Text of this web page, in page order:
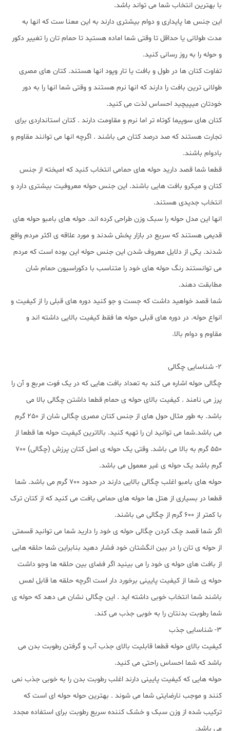
با بهترین انتخاب شما می تواند باشد.
این جنس ها پایداری و دوام بیشتری دارند به این معنا ست که انها به
مدت طولانی یا حداقل تا وقتی شما اماده هستید تا حمام تان را تغییر دکور
و حوله را به روز رسانی کنید.
تفاوت کتان ها در طول و بافت یا تار وپود انها هستند. کتان های مصری
طولانی ترین بافت را دارند که انها نرم هستند و وقتی شما انها را به دور
خودتان میپیچید احساس لذت می کنید.
کتان های سوپیما کوتاه تر اما نرم و مقاومت دارند . کتان استانداردی برای
تجارت هستند که صد درصد کتان می باشند . اگرچه انها می توانند مقاوم و
بادوام باشند.
قطعا شما قصد دارید حوله های حمامی انتخاب کنید که امیخته از جنس
کتان و میکرو بافت هایی باشند. این جنس حوله معروفیت بیشتری دارد و
انتخاب جدیدی هستند.
انها این مدل حوله را سبک وزن طراحی کرده اند. حوله های بامبو حوله های
قدیمی هستند که سریع در بازار پخش شدند و مورد علاقه ی اکثر مردم واقع
شدند. یکی از دلایل معروف شدن این جنس حوله این بوده است که مردم
می توانستند رنگ حوله های خود را متناسب با دکوراسیون حمام شان
مطابقت دهند.
شما قصد خواهید داشت که جست و جو کنید دوره های قبلی را از کیفیت و
انواع حوله. در دوره های قبلی حوله ها فقط کیفیت بالایی داشته اند و
مقاوم و دوام بالا.
2- شناسایی چگالی
چگالی حوله اشاره می کند به تعداد بافت هایی که در یک فوت مربع و آن را
پرز می نامند . کیفیت بالای حوله ی حمام قطعا داشتن چگالی بالا می
باشد. به طور مثال حول های از جنس کتان مصری چگالی شان از 250 گرم
می باشد.شما می توانید ان را تهیه کنید. بالاترین کیفیت حوله ها قطعا از
550 گرم به بالا می باشد. وقتی یک حوله ی اصل کتان پرزش (چگالی) 700
گرم باشد یک حوله ی غیر معمول می باشد.
حوله های بامبو اغلب چگالی بالایی دارند در حدود 700 گرم می باشد. شما
قطعا در بسیاری از هتل ها حوله های حمامی یافت می کنید که از کتان ترک
با کمتر از 600 گرم از چگالی می باشند.
اگر شما قصد چک کردن چگالی حوله ی خود را دارید شما می توانید قسمتی
از حوله ی تان را در بین انگشتان خود فشار دهید بنابراین شما حلقه هایی
از بافت های حوله ی خود را می بینید اگر فضای بین حلقه ها وجو داشت
حوله ی شما از کیفیت پایینی برخورد دار است اگرچه حلقه ها قابل لمس
باشند شما انتخاب خوبی داشته اید . این چگالی نشان می دهد که حوله ی
شما رطوبت بدنتان را به خوبی جذب می کند.
3- شناسایی جذب
کیفیت بالای حوله قطعا قابلیت بالای جذب آب و گرفتن رطوبت بدن می
باشد که شما احساس راحتی می کنید.
حوله هایی که کیفیت پایینی دارند اغلب رطوبت بدن را به خوبی جذب نمی
کنند و موجب نارضایتی شما می شوند . بهترین حوله حوله ای است که
ترکیب شده از وزن سبک و خشک کننده سریع رطوبت برای استفاده مجدد
می باشد.